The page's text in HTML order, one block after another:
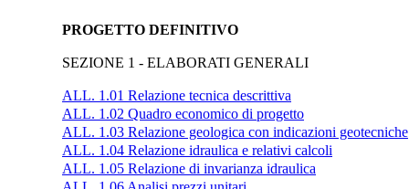
PROGETTO DEFINITIVO
SEZIONE 1 - ELABORATI GENERALI
ALL. 1.01 Relazione tecnica descrittiva
ALL. 1.02 Quadro economico di progetto
ALL. 1.03 Relazione geologica con indicazioni geotecniche
ALL. 1.04 Relazione idraulica e relativi calcoli
ALL. 1.05 Relazione di invarianza idraulica